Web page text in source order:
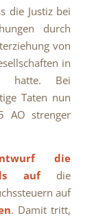
die Justiz bei
durch
von
in
hatte. Bei
Taten nun
AO strenger
die
aufdie
auf
. Damit tritt,